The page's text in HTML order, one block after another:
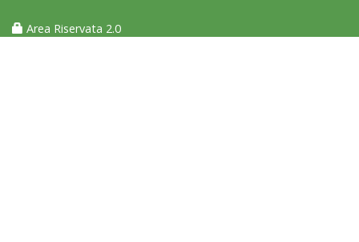
Area Riservata 2.0